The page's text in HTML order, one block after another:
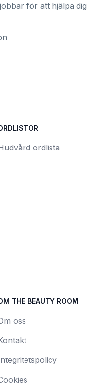
för att hjälpa dig
ordlista
THE BEAUTY ROOM
oss